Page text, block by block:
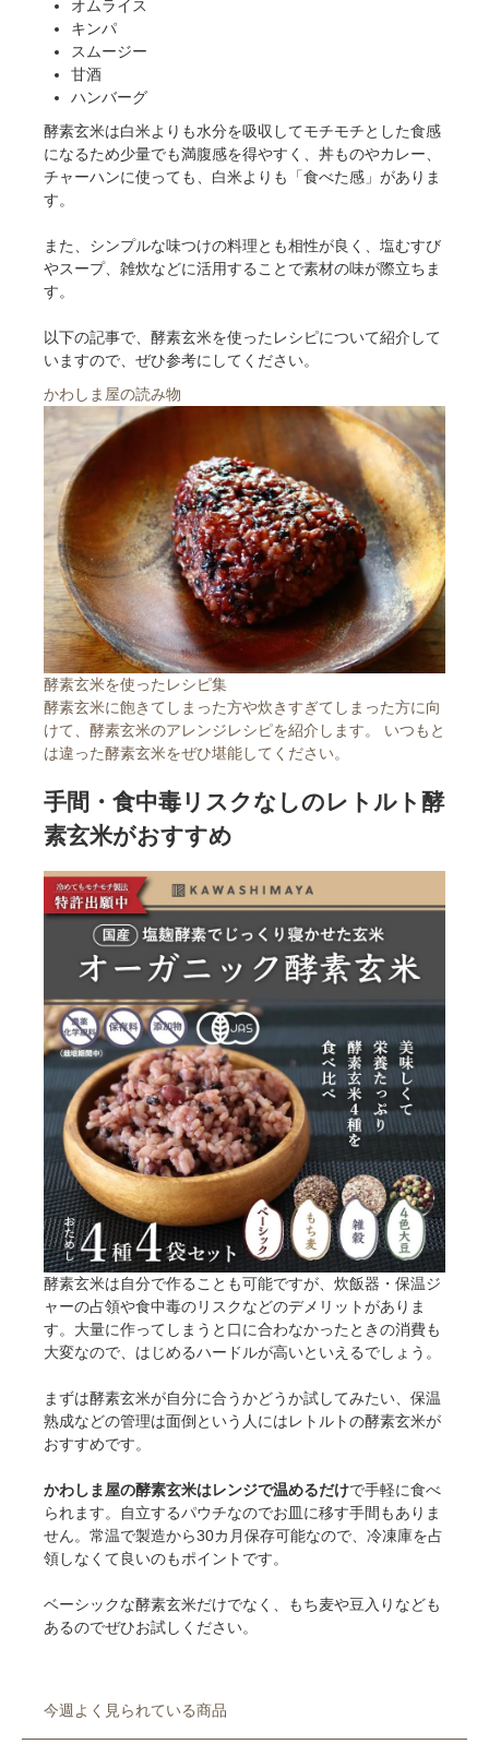
オムライス
キンパ
スムージー
甘酒
ハンバーグ
酵素玄米は白米よりも水分を吸収してモチモチとした食感
になるため少量でも満腹感を得やすく、丼ものやカレー、
チャーハンに使っても、白米よりも「食べた感」がありま
す。
また、シンプルな味つけの料理とも相性が良く、塩むすび
やスープ、雑炊などに活用することで素材の味が際立ちま
す。
以下の記事で、酵素玄米を使ったレシピについて紹介して
いますので、ぜひ参考にしてください。
かわしま屋の読み物
酵素玄米を使ったレシピ集
酵素玄米に飽きてしまった方や炊きすぎてしまった方に向
けて、酵素玄米のアレンジレシピを紹介します。 いつもと
は違った酵素玄米をぜひ堪能してください。
手間・食中毒リスクなしのレトルト酵
素玄米がおすすめ
酵素玄米は自分で作ることも可能ですが、炊飯器・保温ジ
ャーの占領や食中毒のリスクなどのデメリットがありま
す。大量に作ってしまうと口に合わなかったときの消費も
大変なので、はじめるハードルが高いといえるでしょう。
まずは酵素玄米が自分に合うかどうか試してみたい、保温
熟成などの管理は面倒という人にはレトルトの酵素玄米が
おすすめです。
かわしま屋の酵素玄米はレンジで温めるだけで手軽に食べ
られます。自立するパウチなのでお皿に移す手間もありま
せん。常温で製造から30カ月保存可能なので、冷凍庫を占
領しなくて良いのもポイントです。
ベーシックな酵素玄米だけでなく、もち麦や豆入りなども
あるのでぜひお試しください。
今週よく見られている商品